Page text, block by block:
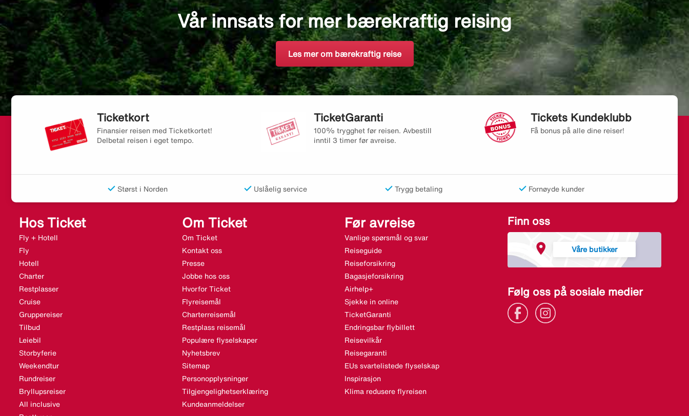
Vår innsats for mer bærekraftig reising
Les mer om bærekraftig reise
Ticketkort
Finansier reisen med Ticketkortet!
Delbetal reisen i eget tempo.
TicketGaranti
100% trygghet før reisen. Avbestill
inntil 3 timer før avreise.
Tickets Kundeklubb
Få bonus på alle dine reiser!
Størst i Norden Uslåelig service Trygg betaling Fornøyde kunder
Hos Ticket
Fly + Hotell
Fly
Hotell
Charter
Restplasser
Cruise
Gruppereiser
Tilbud
Leiebil
Storbyferie
Weekendtur
Rundreiser
Bryllupsreiser
All inclusive
Om Ticket
Om Ticket
Kontakt oss
Presse
Jobbe hos oss
Hvorfor Ticket
Flyreisemål
Charterreisemål
Restplass reisemål
Populære flyselskaper
Nyhetsbrev
Sitemap
Personopplysninger
Tilgjengelighetserklæring
Kundeanmeldelser
Før avreise
Vanlige spørsmål og svar
Reiseguide
Reiseforsikring
Bagasjeforsikring
Airhelp+
Sjekke in online
TicketGaranti
Endringsbar flybillett
Reisevilkår
Reisegaranti
EUs svartelistede flyselskap
Inspirasjon
Klima redusere flyreisen
Finn oss
Våre butikker
Følg oss på sosiale medier